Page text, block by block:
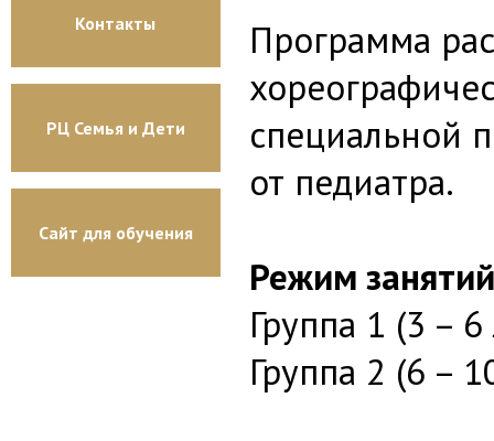
Контакты
РЦ Семья и Дети
Сайт для обучения
Программа
специальной
от педиатра.
Режим
Группа 1 (3 –
Группа 2 (6 –